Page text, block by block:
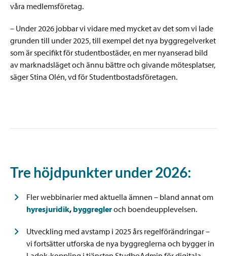
våra medlemsföretag.
– Under 2026 jobbar vi vidare med mycket av det som vi lade
grunden till under 2025, till exempel det nya byggregelverket
som är specifikt för studentbostäder, en mer nyanserad bild
av marknadsläget och ännu bättre och givande mötesplatser,
säger Stina Olén, vd för Studentbostadsföretagen.
Tre höjdpunkter under 2026:
Fler webbinarier med aktuella ämnen – bland annat om
hyresjuridik, byggregleroch boendeupplevelsen.
Utveckling med avstamp i 2025 års regelförändringar –
vi fortsätter utforska de nya byggreglerna och bygger in